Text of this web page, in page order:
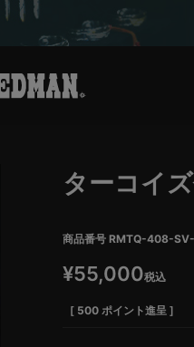
ターコイ
商品番号 RMTQ-408-
¥55,000税込
[ 500 ポイント進呈 ]